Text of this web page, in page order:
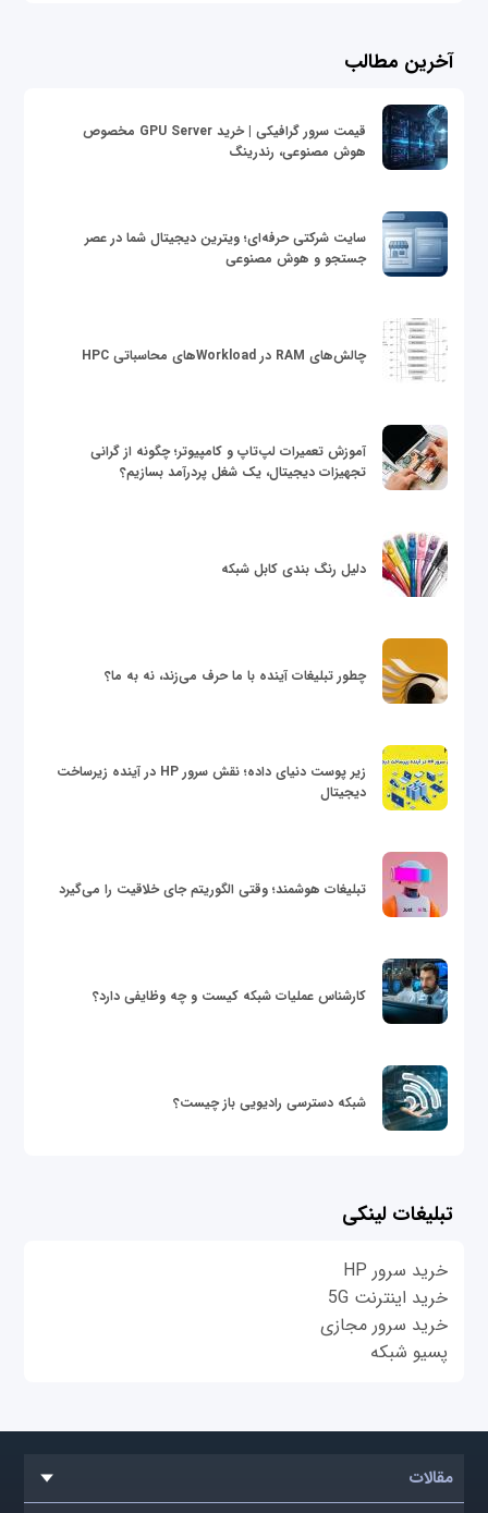
آخرین مطالب
قیمت سرور گرافیکی | خرید GPU Server مخصوص
هوش مصنوعی، رندرینگ
سایت شرکتی حرفه‌ای؛ ویترین دیجیتال شما در عصر
جستجو و هوش مصنوعی
چالش‌های RAM در Workloadهای محاسباتی HPC
آموزش تعمیرات لپ‌تاپ و کامپیوتر؛ چگونه از گرانی
تجهیزات دیجیتال، یک شغل پردرآمد بسازیم؟
دلیل رنگ بندی کابل شبکه
چطور تبلیغات آینده با ما حرف می‌زند، نه به ما؟
زیر پوست دنیای داده؛ نقش سرور HP در آینده زیرساخت
دیجیتال
تبلیغات هوشمند؛ وقتی الگوریتم جای خلاقیت را می‌گیرد
کارشناس عملیات شبکه کیست و چه وظایفی دارد؟
شبکه دسترسی رادیویی باز چیست؟
تبلیغات لینکی
خرید سرور HP
خرید اینترنت 5G
خرید سرور مجازی
پسیو شبکه
مقالات